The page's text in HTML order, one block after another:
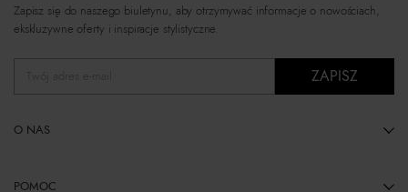
Zapisz się do naszego biuletynu, aby otrzymywać informacje o nowościach,
ekskluzywne oferty i inspiracje stylistyczne.
ZAPISZ
O NAS
POMOC